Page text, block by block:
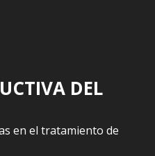
DEL
en el tratamiento de